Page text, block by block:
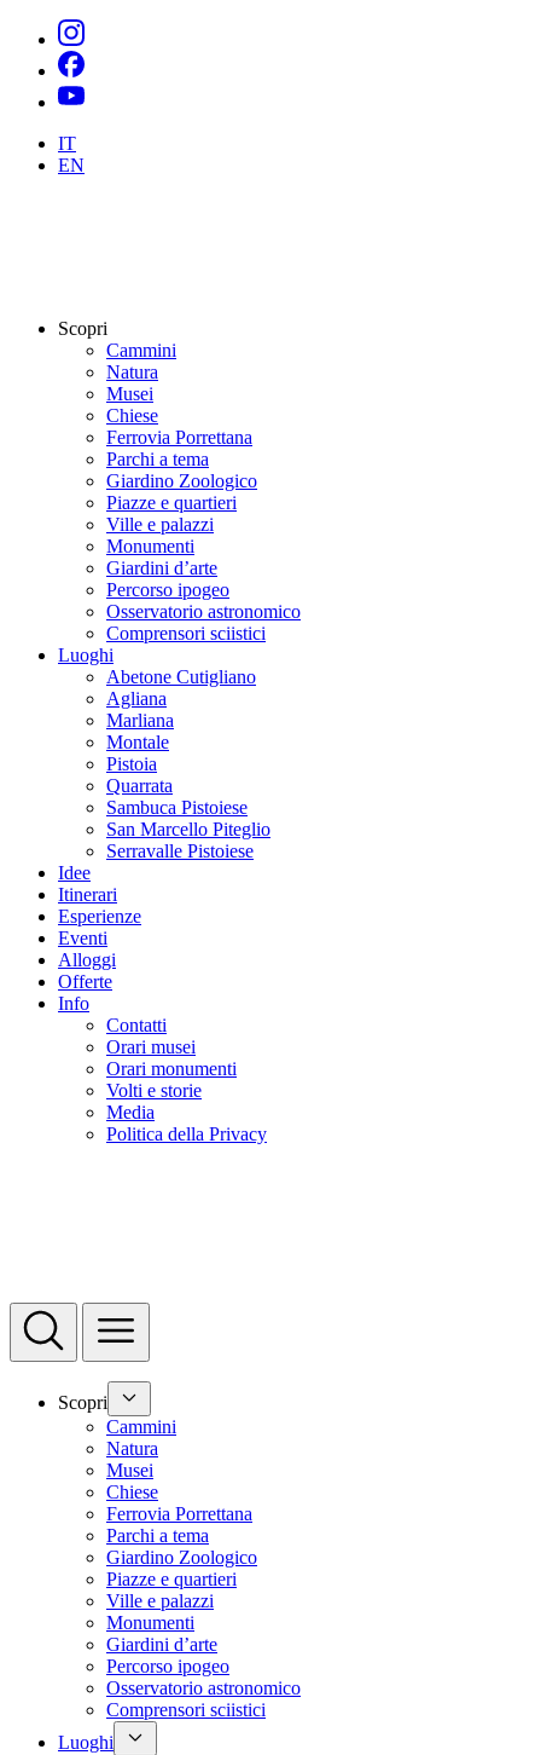
IT
EN
Scopri
Cammini
Natura
Musei
Chiese
Ferrovia Porrettana
Parchi a tema
Giardino Zoologico
Piazze e quartieri
Ville e palazzi
Monumenti
Giardini d’arte
Percorso ipogeo
Osservatorio astronomico
Comprensori sciistici
Luoghi
Abetone Cutigliano
Agliana
Marliana
Montale
Pistoia
Quarrata
Sambuca Pistoiese
San Marcello Piteglio
Serravalle Pistoiese
Idee
Itinerari
Esperienze
Eventi
Alloggi
Offerte
Info
Contatti
Orari musei
Orari monumenti
Volti e storie
Media
Politica della Privacy
Scopri
Cammini
Natura
Musei
Chiese
Ferrovia Porrettana
Parchi a tema
Giardino Zoologico
Piazze e quartieri
Ville e palazzi
Monumenti
Giardini d’arte
Percorso ipogeo
Osservatorio astronomico
Comprensori sciistici
Luoghi